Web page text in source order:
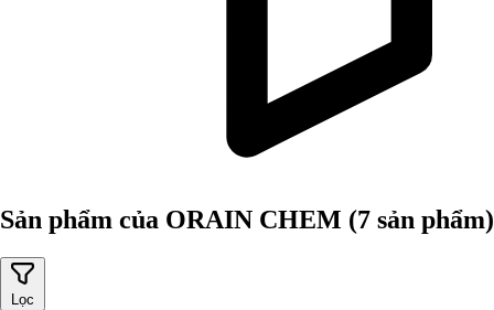
Sản phẩm của ORAIN CHEM (7 sản phẩm)
Lọc